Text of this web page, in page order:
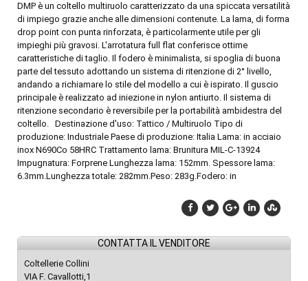
DMP è un coltello multiruolo caratterizzato da una spiccata versatilità
di impiego grazie anche alle dimensioni contenute. La lama, di forma
drop point con punta rinforzata, è particolarmente utile per gli
impieghi più gravosi. L'arrotatura full flat conferisce ottime
caratteristiche di taglio. Il fodero è minimalista, si spoglia di buona
parte del tessuto adottando un sistema di ritenzione di 2° livello,
andando a richiamare lo stile del modello a cui è ispirato. Il guscio
principale è realizzato ad iniezione in nylon antiurto. Il sistema di
ritenzione secondario è reversibile per la portabilità ambidestra del
coltello. Destinazione d'uso: Tattico / Multiruolo Tipo di
produzione: Industriale Paese di produzione: Italia Lama: in acciaio
inox N690Co 58HRC Trattamento lama: Brunitura MIL-C-13924
Impugnatura: Forprene Lunghezza lama: 152mm. Spessore lama:
6.3mm.Lunghezza totale: 282mm.Peso: 283g.Fodero: in
CONTATTA IL VENDITORE
Coltellerie Collini
VIA F. Cavallotti,1